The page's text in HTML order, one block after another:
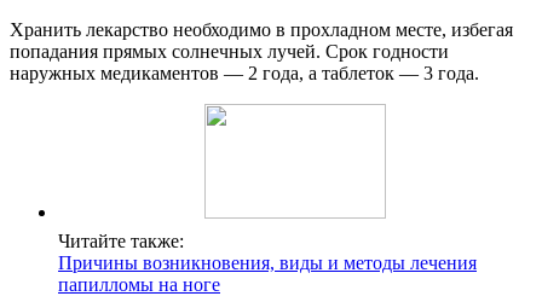
Хранить лекарство необходимо в прохладном месте, избегая
попадания прямых солнечных лучей. Срок годности
наружных медикаментов — 2 года, а таблеток — 3 года.
Читайте также:
Причины возникновения, виды и методы лечения
папилломы на ноге